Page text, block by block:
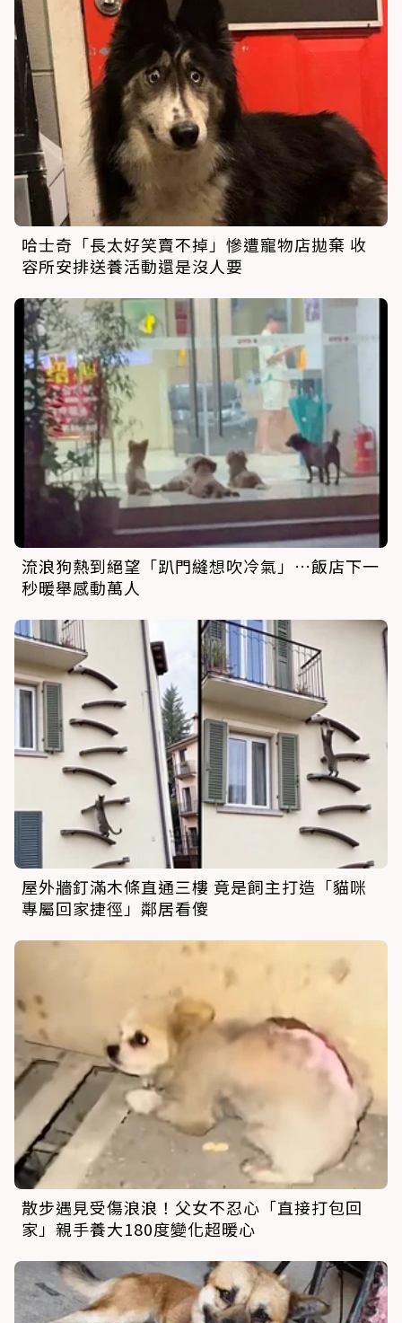
哈士奇「長太好笑賣不掉」慘遭寵物店拋棄 收
容所安排送養活動還是沒人要
流浪狗熱到絕望「趴門縫想吹冷氣」…飯店下一
秒暖舉感動萬人
屋外牆釘滿木條直通三樓 竟是飼主打造「貓咪
專屬回家捷徑」鄰居看傻
散步遇見受傷浪浪！父女不忍心「直接打包回
家」親手養大180度變化超暖心